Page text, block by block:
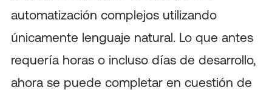
automatización complejos utilizando
únicamente lenguaje natural. Lo que antes
requería horas o incluso días de desarrollo,
ahora se puede completar en cuestión de